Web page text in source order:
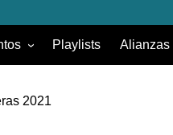
Playlists Alianzas
2021